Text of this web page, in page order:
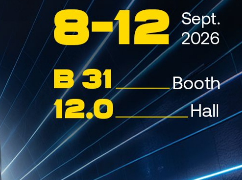
12 Luglio 2022
CYBIO-GEAR